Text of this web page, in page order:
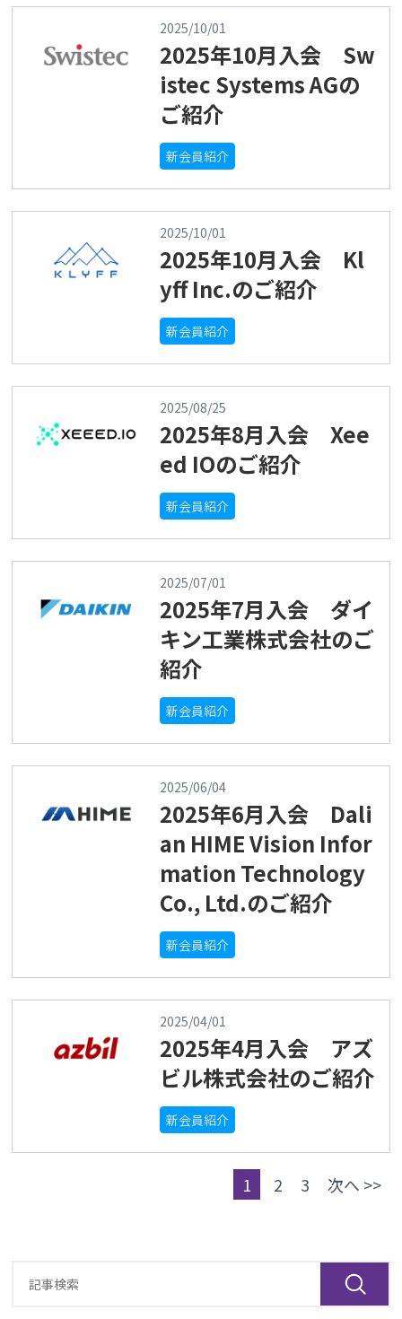
2025/10/01
2025年10月入会 Sw
istec Systems AGの
ご紹介
新会員紹介
2025/10/01
2025年10月入会 Kl
yff Inc.のご紹介
新会員紹介
2025/08/25
2025年8月入会 Xee
ed IOのご紹介
新会員紹介
2025/07/01
2025年7月入会 ダイ
キン工業株式会社のご
紹介
新会員紹介
2025/06/04
2025年6月入会 Dali
an HIME Vision Infor
mation Technology
Co., Ltd.のご紹介
新会員紹介
2025/04/01
2025年4月入会 アズ
ビル株式会社のご紹介
新会員紹介
1 2 3 次へ >>